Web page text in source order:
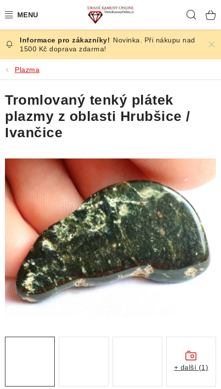
na
ČESKÉ KAMENY
ŠPERKY
KAMENY ZE SVĚTA
BROUŠENÉ
KRYSTALY
ČLÁNKY
NALEZIŠTĚ
NÁŠ PŘÍBĚH
VIDEOGALERIE
Novinka. Při nákupu nad
1500 Kč doprava zdarma!
Plazma
Tromlovaný tenký plátek
plazmy z oblasti Hrubšice /
Ivančice
+ další (1)